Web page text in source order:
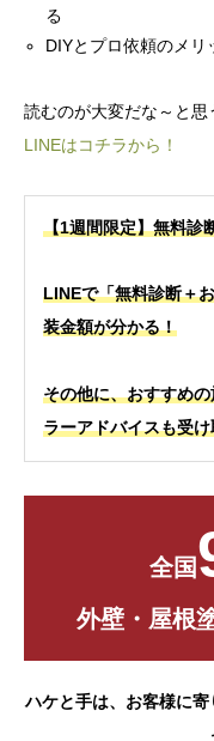
る
DIYとプロ依頼のメリ
読むのが大変だな～と
LINEはコチラから！
【1週間限定】無料診
LINEで「無料診断＋
装金額が分かる！
その他に、おすすめ
ラーアドバイスも受
全国
外壁・屋根
ハケと手は、お客様に